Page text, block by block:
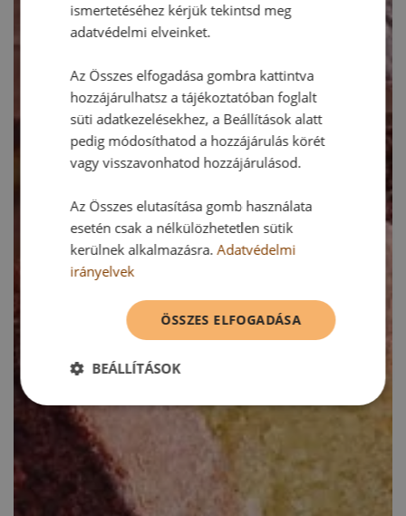
ismertetéséhez kérjük tekintsd meg
adatvédelmi elveinket.
Az Összes elfogadása gombra kattintva
hozzájárulhatsz a tájékoztatóban foglalt
süti adatkezelésekhez, a Beállítások alatt
pedig módosíthatod a hozzájárulás körét
vagy visszavonhatod hozzájárulásod.
Az Összes elutasítása gomb használata
esetén csak a nélkülözhetetlen sütik
kerülnek alkalmazásra.Adatvédelmi
irányelvek
ÖSSZES ELFOGADÁSA
BEÁLLÍTÁSOK